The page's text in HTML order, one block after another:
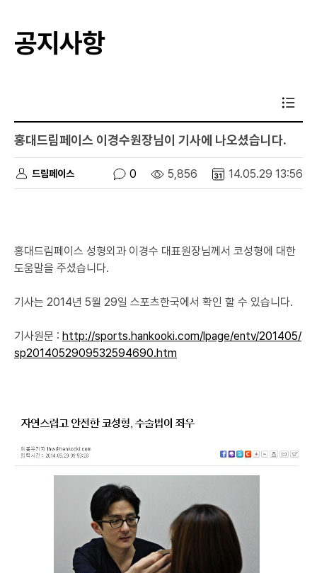
공지사항
홍대드림페이스 이경수원장님이 기사에 나오셨습니다.
드림페이스 0 5,856 14.05.29 13:56
홍대드림페이스 성형외과 이경수 대표원장님께서 코성형에 대한
도움말을 주셨습니다.
기사는 2014년 5월 29일 스포츠한국에서 확인 할 수 있습니다.
기사원문 : http://sports.hankooki.com/lpage/entv/201405/
sp2014052909532594690.htm